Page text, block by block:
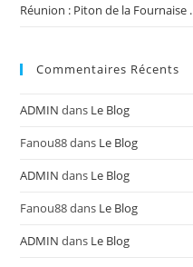
Réunion : Piton de la Fournaise .
Commentaires Récents
ADMIN dans Le Blog
Fanou88dans Le Blog
ADMIN dans Le Blog
Fanou88dans Le Blog
ADMIN dans Le Blog